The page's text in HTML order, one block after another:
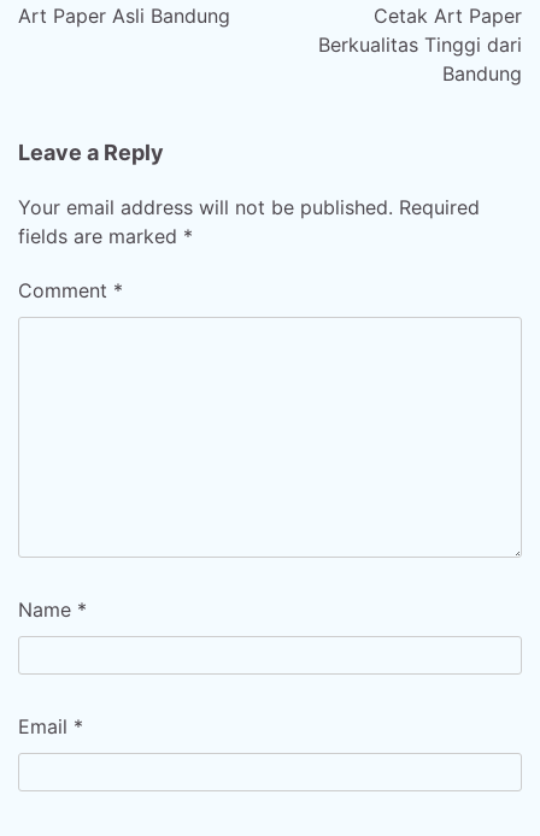
Art Paper Asli Bandung
Cetak Art Paper
Berkualitas Tinggi dari
Bandung
Leave a Reply
Your email address will not be published. Required
fields are marked *
Comment *
Name *
Email *